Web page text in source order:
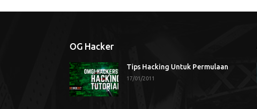
OG Hacker
Tips Hacking Untuk Permulaan
17/01/2011